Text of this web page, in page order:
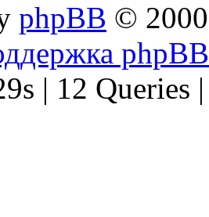
phpBB ©
phpBB
| 12 Queries